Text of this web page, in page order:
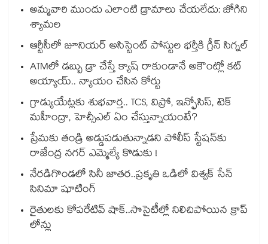
అమ్మవారి ముందు ఎలాంటి డ్రామాలు చేయలేదు: జోగిని
శ్యామల
ఆర్టీసీలో జూనియర్ అసిస్టెంట్‌‌ పోస్టుల భర్తీకి గ్రీన్‌‌ సిగ్నల్
ATMలో డబ్బు డ్రా చేస్తే క్యాష్ రాకుండానే అకౌంట్లో కట్
అయ్యాయ్.. న్యాయం చేసిన కోర్టు
గ్రాడ్యుయేట్లకు శుభవార్త.. TCS, విప్రో, ఇన్ఫోసిస్, టెక్
మహీంద్రా, హెచ్సీఎల్ ఏం చేస్తున్నాయంటే?
ప్రేమకు తండ్రి అడ్డుపడుతున్నాడని పోలీస్ స్టేషన్⁪కు
రాజేంద్ర నగర్ ఎమ్మెల్యే కొడుకు !
నేరడిగొండలో సినీ జాతర..ప్రకృతి ఒడిలో విశ్వక్ సేన్
సినిమా షూటింగ్
రైతులకు కోపరేటివ్ షాక్..సొసైటీల్లో నిలిచిపోయిన క్రాప్
లోన్లు